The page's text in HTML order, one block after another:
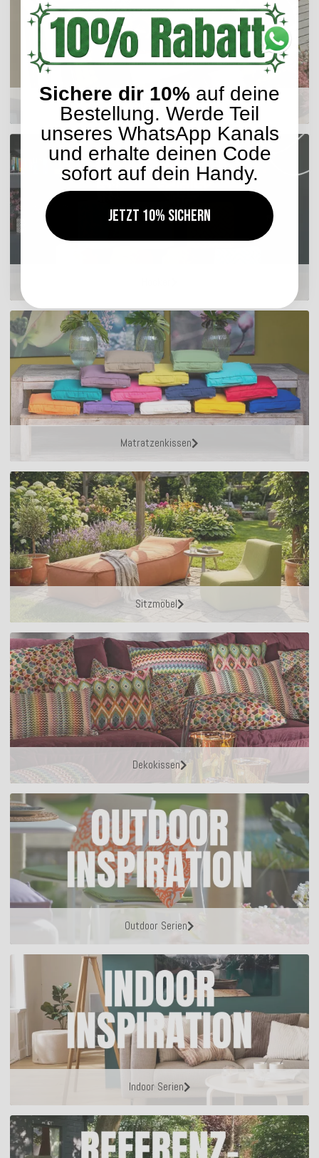
Sitzkissen
Matratzenkissen
Sitzmöbel
Dekokissen
Outdoor Serien
Indoor Serien
Sichere dir 10% auf deine
Bestellung. Werde Teil
unseres WhatsApp Kanals
und erhalte deinen Code
sofort auf dein Handy.
Jetzt 10% sichern